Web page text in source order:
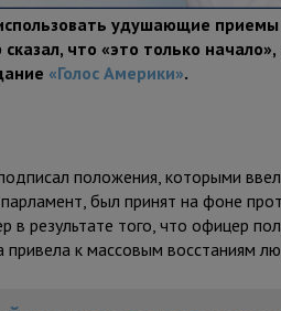
удушающие
что «это только
«Голос Америки».
положения, которыми
был принят на фоне
того, что офицер
к массовым восстаниям